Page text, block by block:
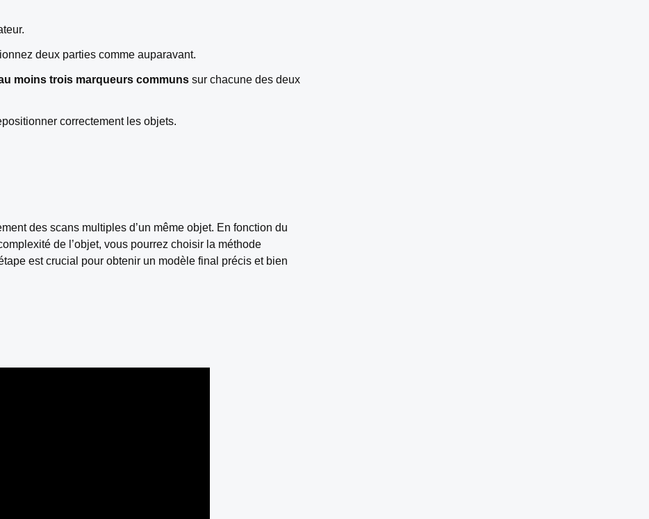
deux parties comme auparavant.
moins trois marqueurs communs sur chacune des deux
correctement les objets.
des scans multiples d’un même objet. En fonction du
de l’objet, vous pourrez choisir la méthode
est crucial pour obtenir un modèle final précis et bien